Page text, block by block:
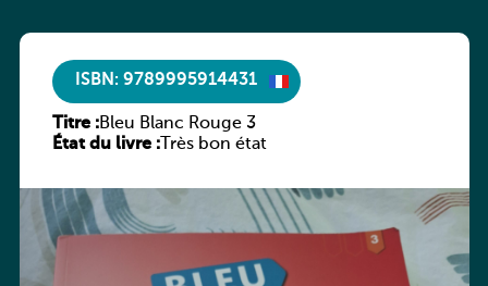
ISBN: 9789995914431
Titre :Bleu Blanc Rouge 3
État du livre :Très bon état